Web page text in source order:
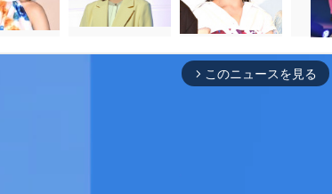
arrow_forward_ios このニュースを見る